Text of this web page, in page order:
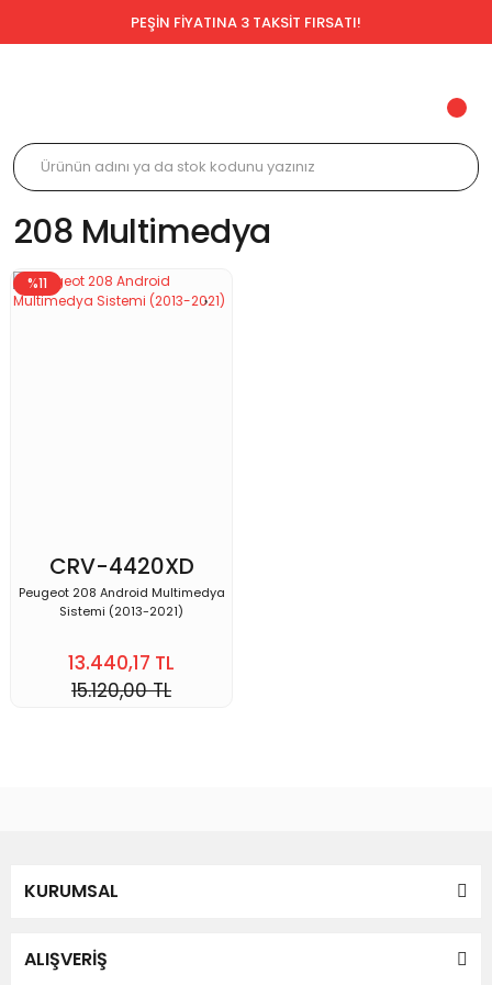
PEŞİN FİYATINA 3 TAKSİT FIRSATI!
208 Multimedya
%11
CRV-4420XD
Peugeot 208 Android Multimedya
Sistemi (2013-2021)
13.440,17 TL
15.120,00 TL
KURUMSAL
ALIŞVERİŞ